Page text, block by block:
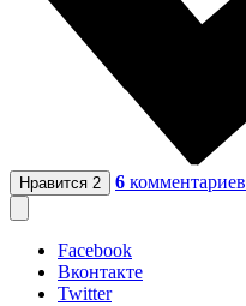
Нравится 2 6 комментариев
Facebook
Вконтакте
Twitter